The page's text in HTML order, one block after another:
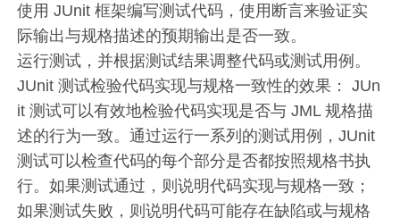
使用 JUnit 框架编写测试代码，使用断言来验证实
际输出与规格描述的预期输出是否一致。
运行测试，并根据测试结果调整代码或测试用例。
JUnit 测试检验代码实现与规格一致性的效果： JUn
it 测试可以有效地检验代码实现是否与 JML 规格描
述的行为一致。通过运行一系列的测试用例，JUnit
测试可以检查代码的每个部分是否都按照规格书执
行。如果测试通过，则说明代码实现与规格一致；
如果测试失败，则说明代码可能存在缺陷或与规格